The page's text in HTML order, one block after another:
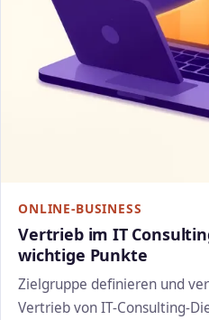
ONLINE-BUSINESS
Vertrieb im IT
wichtige Punkte
Zielgruppe definieren und
Vertrieb von IT-Consulting-